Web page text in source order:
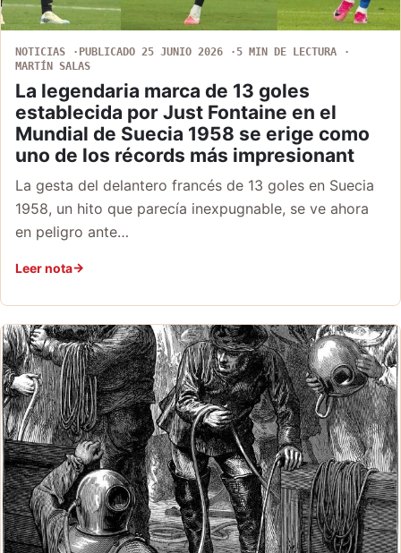
NOTICIAS PUBLICADO 25 JUNIO 2026
5 MIN DE LECTURA
MARTÍN SALAS
La legendaria marca de 13 goles
establecida por Just Fontaine en el
Mundial de Suecia 1958 se erige como
uno de los récords más impresionant
La gesta del delantero francés de 13 goles en Suecia
1958, un hito que parecía inexpugnable, se ve ahora
en peligro ante…
Leer nota